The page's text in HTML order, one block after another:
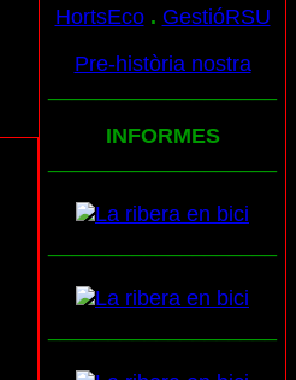
HortsEco . GestióRSU
Pre-història nostra
INFORMES